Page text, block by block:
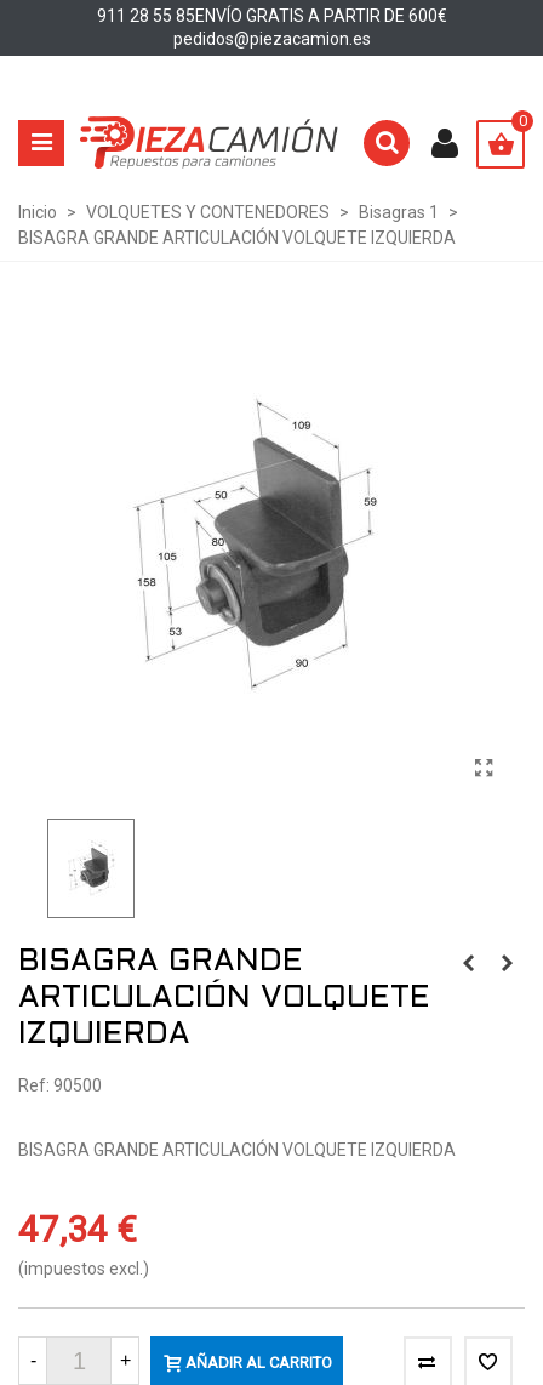
911 28 55 85ENVÍO GRATIS A PARTIR DE 600€
pedidos@piezacamion.es
0
Inicio > VOLQUETES Y CONTENEDORES > Bisagras 1
>
BISAGRA GRANDE ARTICULACIÓN VOLQUETE IZQUIERDA
BISAGRA GRANDE
ARTICULACIÓN VOLQUETE
IZQUIERDA
Ref: 90500
BISAGRA GRANDE ARTICULACIÓN VOLQUETE IZQUIERDA
47,34 €
(impuestos excl.)
- + AÑADIR AL CARRITO